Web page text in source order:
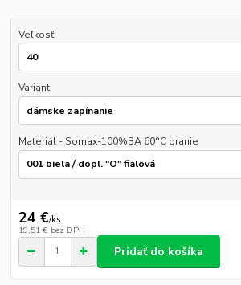
Veľkosť
Varianti
Materiál - Somax-100%BA 60°C pranie
24 €/ks
19,51 € bez DPH
Pridať do košíka